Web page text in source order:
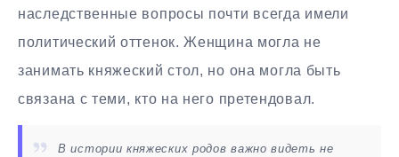
наследственные вопросы почти всегда имели
политический оттенок. Женщина могла не
занимать княжеский стол, но она могла быть
связана с теми, кто на него претендовал.
В истории княжеских родов важно видеть не